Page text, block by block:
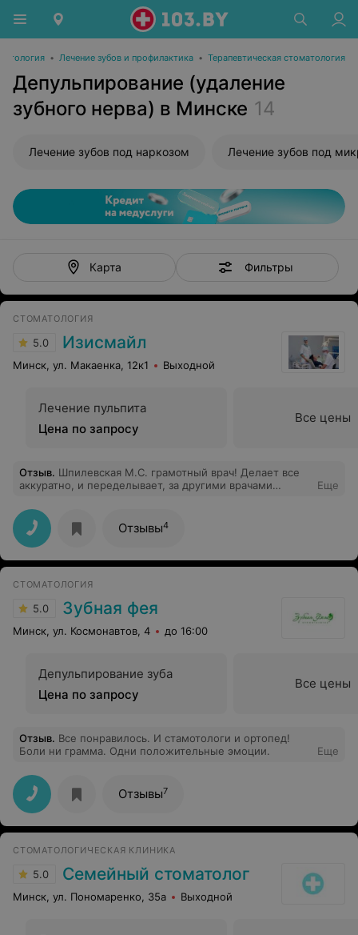
• Лечение зубов и профилактика • Терапевтическая стоматология
Депульпирование (удаление
зубного нерва) в Минске 14
Лечение зубов под наркозом Лечение зубов под
Карта Фильтры
СТОМАТОЛОГИЯ
5.0 Изисмайл
Минск, ул. Макаенка, 12к1 Выходной
Лечение пульпита
Цена по запросу
Все цены
Отзыв. Шпилевская М.С. грамотный врач! Делает все
аккуратно, и переделывает, за другими врачами
перестали болеть зубы, спасибо вам большое!!!
Еще
Отзывы4
СТОМАТОЛОГИЯ
5.0 Зубная фея
Минск, ул. Космонавтов, 4 до 16:00
Депульпирование зуба
Цена по запросу
Все цены
Отзыв. Все понравилось. И стамотологи и ортопед!
Боли ни грамма. Одни положительные эмоции.
Еще
Отзывы7
СТОМАТОЛОГИЧЕСКАЯ КЛИНИКА
5.0 Семейный стоматолог
Минск, ул. Пономаренко, 35а Выходной